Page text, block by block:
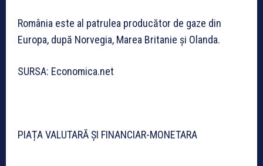
România este al patrulea producător de gaze din
Europa, după Norvegia, Marea Britanie și Olanda.
SURSA: Economica.net
PIAȚA VALUTARĂ ȘI FINANCIAR-MONETARA